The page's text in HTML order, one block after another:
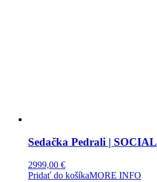
Sedačka Pedrali | SOCIAL
2999,00 €
Pridať do košíkaMORE INFO